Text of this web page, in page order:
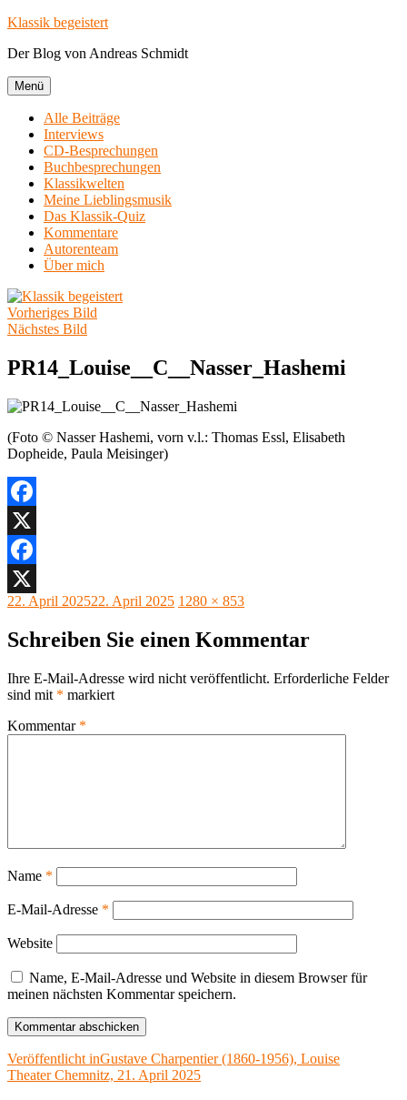
Zum
springen
Klassik begeistert
Der Blog von Andreas Schmidt
Menü
Alle Beiträge
Interviews
CD-Besprechungen
Buchbesprechungen
Klassikwelten
Meine Lieblingsmusik
Das Klassik-Quiz
Kommentare
Autorenteam
Über mich
Vorheriges Bild
Nächstes Bild
PR14_Louise__C__Nasser_Hashemi
(Foto © Nasser Hashemi, vorn v.l.: Thomas Essl, Elisabeth
Dopheide, Paula Meisinger)
Facebook
X
Facebook
X
Veröffentlicht
22. April 202522. April 2025 Originalgröße
1280 × 853
Schreiben Sie einen Kommentar
Ihre E-Mail-Adresse wird nicht veröffentlicht. Erforderliche Felder
sind mit * markiert
Kommentar *
Name *
E-Mail-Adresse *
Website
Name, E-Mail-Adresse und Website in diesem Browser für
meinen nächsten Kommentar speichern.
Beitragsnavigation
Veröffentlicht inGustave Charpentier (1860-1956), Louise
Theater Chemnitz, 21. April 2025